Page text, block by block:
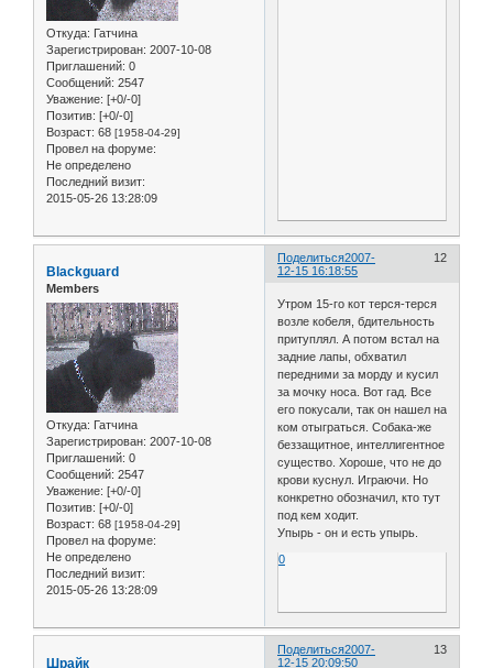
Откуда: Гатчина
Зарегистрирован: 2007-10-08
Приглашений: 0
Сообщений: 2547
Уважение: [+0/-0]
Позитив: [+0/-0]
Возраст: 68 [1958-04-29]
Провел на форуме:
Не определено
Последний визит:
2015-05-26 13:28:09
Поделиться 12
2007-
12-15 16:18:55
Blackguard
Members
Откуда: Гатчина
Зарегистрирован: 2007-10-08
Приглашений: 0
Сообщений: 2547
Уважение: [+0/-0]
Позитив: [+0/-0]
Возраст: 68 [1958-04-29]
Провел на форуме:
Не определено
Последний визит:
2015-05-26 13:28:09
Утром 15-го кот терся-терся
возле кобеля, бдительность
притуплял. А потом встал на
задние лапы, обхватил
передними за морду и кусил
за мочку носа. Вот гад. Все
его покусали, так он нашел на
ком отыграться. Собака-же
беззащитное, интеллигентное
существо. Хороше, что не до
крови куснул. Играючи. Но
конкретно обозначил, кто тут
под кем ходит.
Упырь - он и есть упырь.
0
Поделиться 13
2007-
12-15 20:09:50
Шрайк